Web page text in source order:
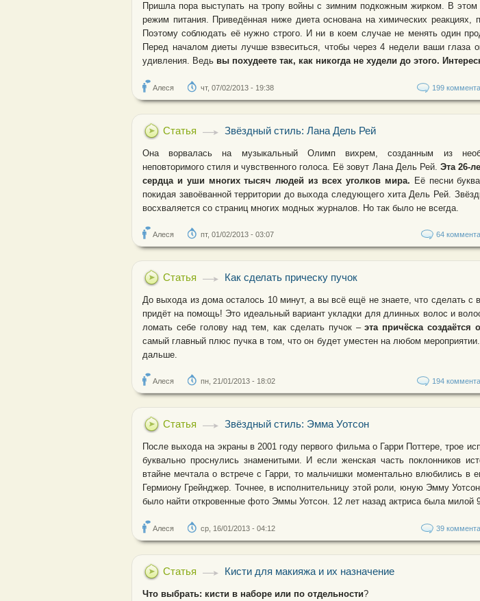
Пришла пора выступать на тропу войны с зимним подкожным жирком. В
режим питания. Приведённая ниже диета основана на химических реакциях,
Поэтому соблюдать её нужно строго. И ни в коем случае не менять один
Перед началом диеты лучше взвеситься, чтобы через 4 недели ваши глаза
удивления. Ведь вы похудеете так, как никогда не худели до этого.
Алеся чт, 07/02/2013 - 19:38 199
Статья Звёздный стиль: Лана Дель Рей
Она ворвалась на музыкальный Олимп вихрем, созданным из
неповторимого стиля и чувственного голоса. Её зовут Лана Дель Рей. Эта 26-
сердца и уши многих тысяч людей из всех уголков мира. Её песни
покидая завоёванной территории до выхода следующего хита Дель Рей.
восхваляется со страниц многих модных журналов. Но так было не всегда.
Алеся пт, 01/02/2013 - 03:07 64
Статья Как сделать прическу пучок
До выхода из дома осталось 10 минут, а вы всё ещё не знаете, что сделать с
придёт на помощь! Это идеальный вариант укладки для длинных волос и
ломать себе голову над тем, как сделать пучок –эта причёска создаётся
самый главный плюс пучка в том, что он будет уместен на любом мероприятии.
дальше.
Алеся пн, 21/01/2013 - 18:02 194
Статья Звёздный стиль: Эмма Уотсон
После выхода на экраны в 2001 году первого фильма о Гарри Поттере, трое
буквально проснулись знаменитыми. И если женская часть поклонников
втайне мечтала о встрече с Гарри, то мальчишки моментально влюбились в
Гермиону Грейнджер. Точнее, в исполнительницу этой роли, юную Эмму
было найти откровенные фото Эммы Уотсон. 12 лет назад актриса была милой
Алеся ср, 16/01/2013 - 04:12 39
Статья Кисти для макияжа и их назначение
Что выбрать: кисти в наборе или по отдельности?